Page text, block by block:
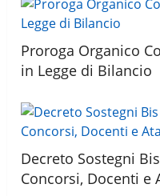
Proroga Organico
in Legge di Bilancio
Decreto Sostegni
Concorsi, Docenti e